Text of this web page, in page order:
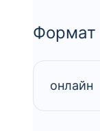
Формат
онлайн